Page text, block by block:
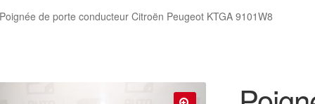
Poignée de porte conducteur Citroën Peugeot KTGA 9101W8